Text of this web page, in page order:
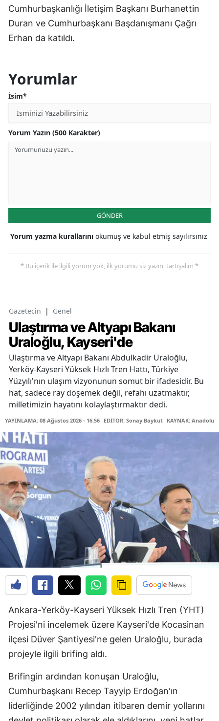
Cumhurbaşkanlığı İletişim Başkanı Burhanettin
Duran ve Cumhurbaşkanı Başdanışmanı Çağrı
Erhan da katıldı.
Yorumlar
İsim*
Yorum Yazın (500 Karakter)
GÖNDER
Yorum yazma kurallarını okumuş ve kabul etmiş sayılırsınız
* Bu içerik ile ilgili yorum yok, ilk yorumu siz yazın, tartışalım *
Gazetecin | Genel
Ulaştırma ve Altyapı Bakanı
Uraloğlu, Kayseri'de
Ulaştırma ve Altyapı Bakanı Abdulkadir Uraloğlu,
Yerköy-Kayseri Yüksek Hızlı Tren Hattı, Türkiye
Yüzyılı'nın ulaşım vizyonunun somut bir ifadesidir. Bu
hat, sadece ray döşemek değil, refahı uzatmaktır,
milletimizin hayatını kolaylaştırmaktır dedi.
YAYINLAMA: 08 Ağustos 2026 - 16:56 EDİTÖR: Sonay Baykut KAYNAK: Anadolu
Ankara-Yerköy-Kayseri Yüksek Hızlı Tren (YHT)
Projesi'ni incelemek üzere Kayseri'de Kocasinan
ilçesi Düver Şantiyesi'ne gelen Uraloğlu, burada
projeyle ilgili brifing aldı.
Brifingin ardından konuşan Uraloğlu,
Cumhurbaşkanı Recep Tayyip Erdoğan'ın
liderliğinde 2002 yılından itibaren demir yollarını